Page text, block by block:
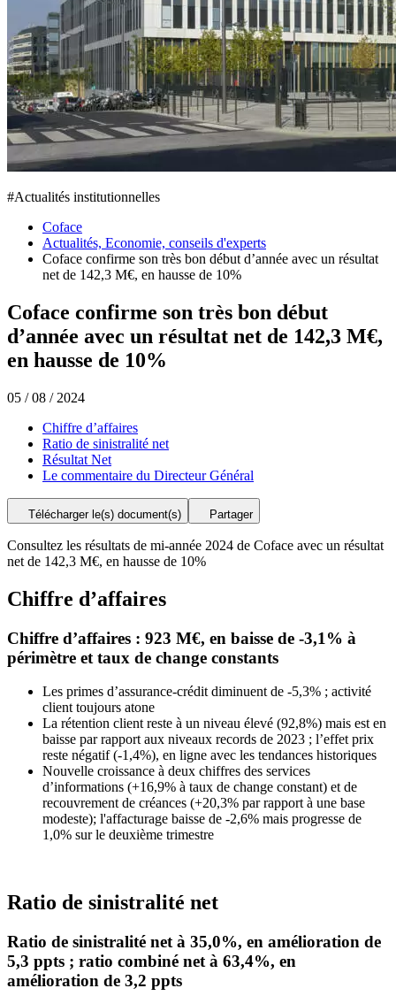
#Actualités institutionnelles
Coface
Actualités, Economie, conseils d'experts
Coface confirme son très bon début d’année avec un résultat
net de 142,3 M€, en hausse de 10%
Coface confirme son très bon début
d’année avec un résultat net de 142,3 M€,
en hausse de 10%
05 / 08 / 2024
Chiffre d’affaires
Ratio de sinistralité net
Résultat Net
Le commentaire du Directeur Général
Télécharger le(s) document(s) Partager
Consultez les résultats de mi-année 2024 de Coface avec un résultat
net de 142,3 M€, en hausse de 10%
Chiffre d’affaires
Chiffre d’affaires : 923 M€, en baisse de -3,1% à
périmètre et taux de change constants
Les primes d’assurance-crédit diminuent de -5,3% ; activité
client toujours atone
La rétention client reste à un niveau élevé (92,8%) mais est en
baisse par rapport aux niveaux records de 2023 ; l’effet prix
reste négatif (-1,4%), en ligne avec les tendances historiques
Nouvelle croissance à deux chiffres des services
d’informations (+16,9% à taux de change constant) et de
recouvrement de créances (+20,3% par rapport à une base
modeste); l'affacturage baisse de -2,6% mais progresse de
1,0% sur le deuxième trimestre
Ratio de sinistralité net
Ratio de sinistralité net à 35,0%, en amélioration de
5,3 ppts ; ratio combiné net à 63,4%, en
amélioration de 3,2 ppts